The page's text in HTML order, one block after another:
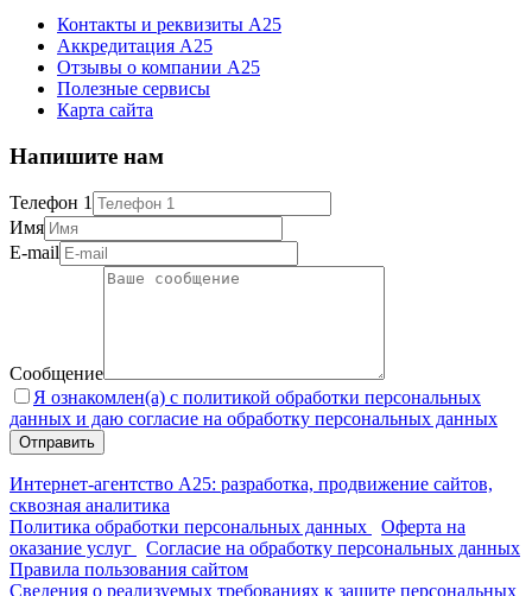
Контакты и реквизиты А25
Аккредитация А25
Отзывы о компании А25
Полезные сервисы
Карта сайта
Напишите нам
Телефон 1
Имя
E-mail
Сообщение
Я ознакомлен(а) с политикой обработки персональных
данных и даю согласие на обработку персональных данных
Интернет-агентство А25: разработка, продвижение сайтов,
сквозная аналитика
Политика обработки персональных данных
Оферта на
оказание услуг
Согласие на обработку персональных данных
Правила пользования сайтом
Сведения о реализуемых требованиях к защите персональных